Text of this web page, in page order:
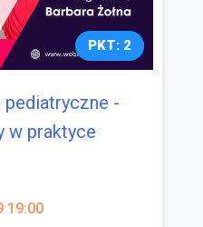
PKT: 2
-
w praktyce
19:00